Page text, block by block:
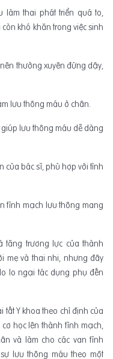
làm thai phát triển quá to,
khó khăn trong việc sinh
thường xuyên đứng dậy,
lưu thông máu ở chân.
giúp lưu thông máu dễ dàng
của bác sĩ, phù hợp với tình
tĩnh mạch lưu thông mang
tăng trương lực của thành
mẹ và thai nhi, nhưng đây
lo ngại tác dụng phụ đến
Y khoa theo chỉ định của
học lên thành tĩnh mạch,
và làm cho các van tĩnh
lưu thông máu theo một